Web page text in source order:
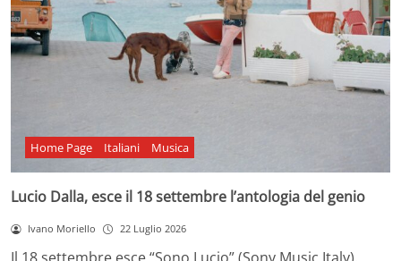
Home Page Italiani Musica
Lucio Dalla, esce il 18 settembre l’antologia del genio
Ivano Moriello 22 Luglio 2026